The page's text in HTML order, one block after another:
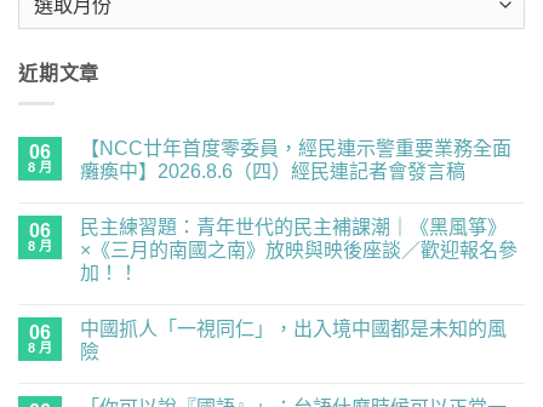
近期文章
06
8 月
【NCC廿年首度零委員，經民連示警重要業務全面
癱瘓中】2026.8.6（四）經民連記者會發言稿
廿
首
度
員，
經
民
留
言
06
8 月
民主練習題：青年世代的民主補課潮｜《黑風箏》
×《三月的南國之南》放映與映後座談／歡迎報名參
加！！
主
練
習
留
言
06
8 月
中國抓人「一視同仁」，出入境中國都是未知的風
險